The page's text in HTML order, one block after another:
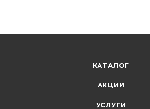
КАТАЛОГ
АКЦИИ
УСЛУГИ